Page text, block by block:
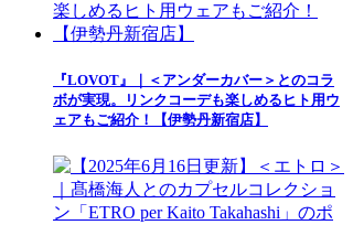
『LOVOT』｜＜アンダーカバー＞とのコラ
ボが実現。リンクコーデも楽しめるヒト用ウ
ェアもご紹介！【伊勢丹新宿店】